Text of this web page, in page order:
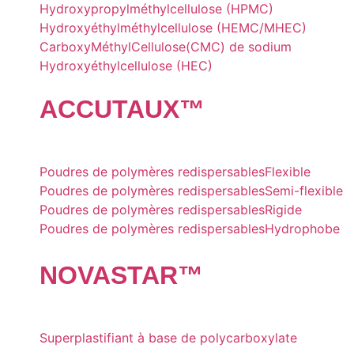
Hydroxypropylméthylcellulose (HPMC)
Hydroxyéthylméthylcellulose (HEMC/MHEC)
CarboxyMéthylCellulose(CMC) de sodium
Hydroxyéthylcellulose (HEC)
ACCUTAUX™
Poudres de polymères redispersablesFlexible
Poudres de polymères redispersablesSemi-flexible
Poudres de polymères redispersablesRigide
Poudres de polymères redispersablesHydrophobe
NOVASTAR™
Superplastifiant à base de polycarboxylate